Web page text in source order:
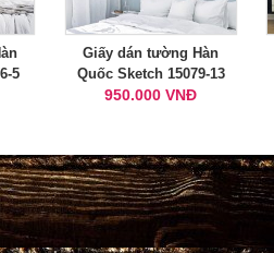
5
Giấy dán tường Hàn
Quốc Sketch 15079-13
950.000 VNĐ